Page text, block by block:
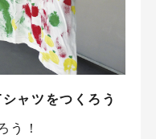
ャツをつくろう
う！